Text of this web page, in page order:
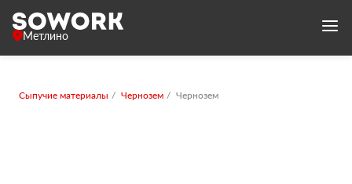
Метлино
Сыпучие материалы Чернозем Чернозем